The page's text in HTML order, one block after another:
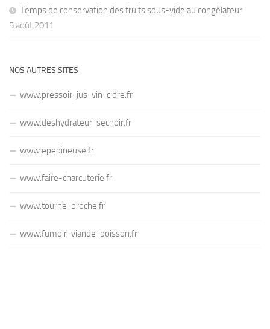
Temps de conservation des fruits sous-vide au congélateur
5 août 2011
NOS AUTRES SITES
www.pressoir-jus-vin-cidre.fr
www.deshydrateur-sechoir.fr
www.epepineuse.fr
www.faire-charcuterie.fr
www.tourne-broche.fr
www.fumoir-viande-poisson.fr